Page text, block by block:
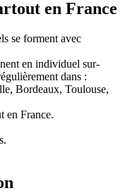
en France
se forment avec
en individuel sur-
dans :
Bordeaux, Toulouse,
en France.